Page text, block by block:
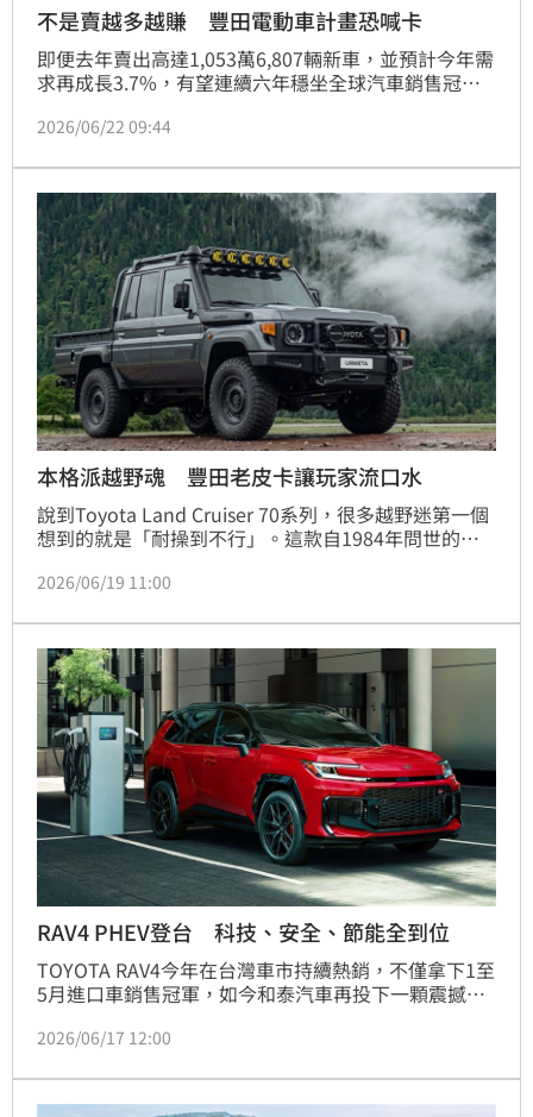
不是賣越多越賺 豐田電動車計畫恐喊卡
即便去年賣出高達1,053萬6,807輛新車，並預計今年需
求再成長3.7%，有望連續六年穩坐全球汽車銷售冠軍
行長近健太認為，賣得多不代表賺得更多，提高獲利能
2026/06/22 09:44
本格派越野魂 豐田老皮卡讓玩家流口水
說到Toyota Land Cruiser 70系列，很多越野迷第一個
想到的就是「耐操到不行」。這款自1984年問世的經
道路的環境下運送救援物資也不成問題。不過因為在美
在車迷圈更顯得稀有。
2026/06/19 11:00
RAV4 PHEV登台 科技、安全、節能全到位
TOYOTA RAV4今年在台灣車市持續熱銷，不僅拿下1至
5月進口車銷售冠軍，如今和泰汽車再投下一顆震撼
旅。新車主打「長程油電、短程純電」雙重優勢，不僅
2026/06/17 12:00